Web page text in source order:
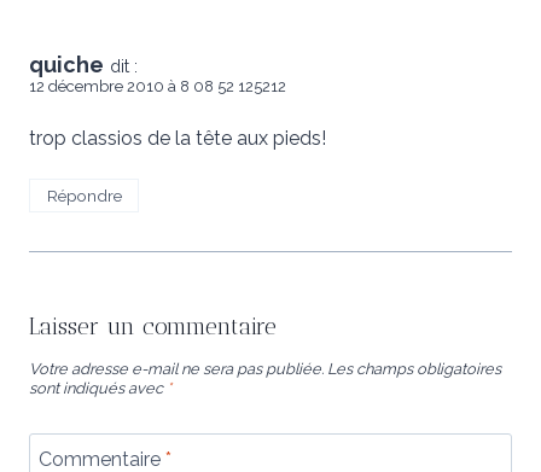
quiche dit :
12 décembre 2010 à 8 08 52 125212
trop classios de la tête aux pieds!
Répondre
Laisser un commentaire
Votre adresse e-mail ne sera pas publiée. Les champs obligatoires
sont indiqués avec *
Commentaire *